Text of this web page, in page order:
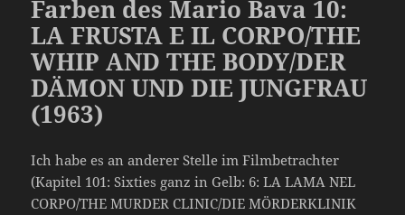
Farben des Mario Bava 10:
LA FRUSTA E IL CORPO/THE
WHIP AND THE BODY/DER
DÄMON UND DIE JUNGFRAU
(1963)
Ich habe es an anderer Stelle im Filmbetrachter
(Kapitel 101: Sixties ganz in Gelb: 6: LA LAMA NEL
CORPO/THE MURDER CLINIC/DIE MÖRDERKLINIK